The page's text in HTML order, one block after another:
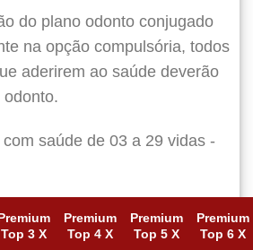
do plano odonto conjugado
na opção compulsória, todos
aderirem ao saúde deverão
saúde de 03 a 29 vidas -
Top 3 X
Premium
Top 4 X
Premium
Top 5 X
Premium
Top 6 X